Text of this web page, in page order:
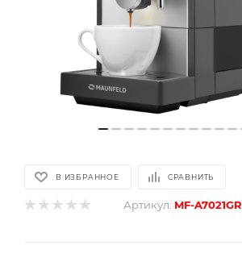
В ИЗБРАННОЕ СРАВНИТЬ
Артикул: MF-A7021GR